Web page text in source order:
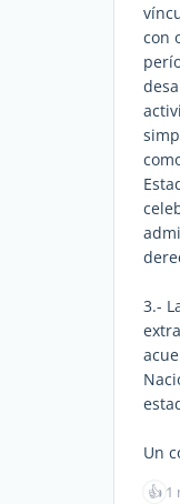
con
3.-
Un
👍 1